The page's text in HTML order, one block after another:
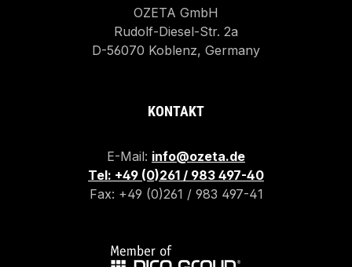
OZETA GmbH
Rudolf-Diesel-Str. 2a
D-56070 Koblenz, Germany
KONTAKT
E-Mail: info@ozeta.de
Tel: +49 (0)261 / 983 497-40
Fax: +49 (0)261 / 983 497-41